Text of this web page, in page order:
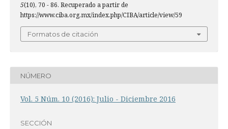
5(10), 70 - 86. Recuperado a partir de
https://www.ciba.org.mx/index.php/CIBA/article/view/59
Formatos de citación
NÚMERO
Vol. 5 Núm. 10 (2016): Julio - Diciembre 2016
SECCIÓN